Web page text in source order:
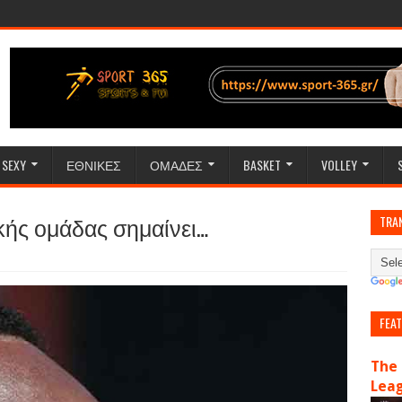
SEXY ΕΘΝΙΚΕΣ ΟΜΑΔΕΣ BASKET VOLLEY
ομάδας σημαίνει…
The